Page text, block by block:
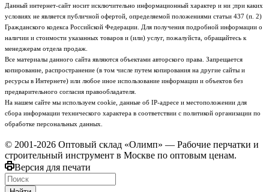
Данный интернет-сайт носит исключительно информационный характер и ни ;при каких
условиях не является публичной офертой, определяемой положениями статьи 437 (п. 2)
Гражданского кодекса Российской Федерации. Для получения подробной информации о
наличии и стоимости указанных товаров и (или) услуг, пожалуйста, обращайтесь к
менеджерам отдела продаж.
Все материалы данного сайта являются объектами авторского права. Запрещается
копирование, распространение (в том числе путем копирования на другие сайты и
ресурсы в Интернете) или любое иное использование информации и объектов без
предварительного согласия правообладателя.
На нашем сайте мы используем cookie, данные об IP-адресе и местоположении для
сбора информации технического характера в соответствии с политикой организации по
обработке персональных данных.
© 2001-2026 Оптовый склад «Олимп» — Рабочие перчатки и
строительный инструмент в Москве по оптовым ценам.
Версия для печати